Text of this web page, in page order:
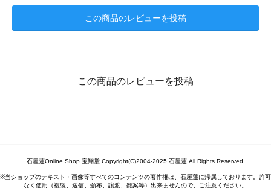
この商品のレビューを投稿
この商品のレビューを投稿
石屋蓮Online Shop 宝翔堂 Copyright(C)2004-2025 石屋蓮 All Rights Reserved.
※当ショップのテキスト・画像等すべてのコンテンツの著作権は、石屋蓮に帰属しております。許可
なく使用（複製、送信、頒布、譲渡、翻案等）出来ませんので、ご注意ください。